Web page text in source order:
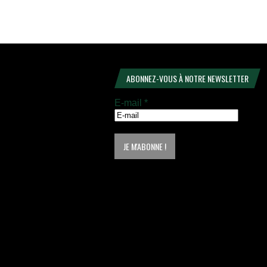
ABONNEZ-VOUS À NOTRE NEWSLETTER
E-mail *